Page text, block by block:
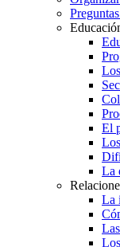
El
La
La